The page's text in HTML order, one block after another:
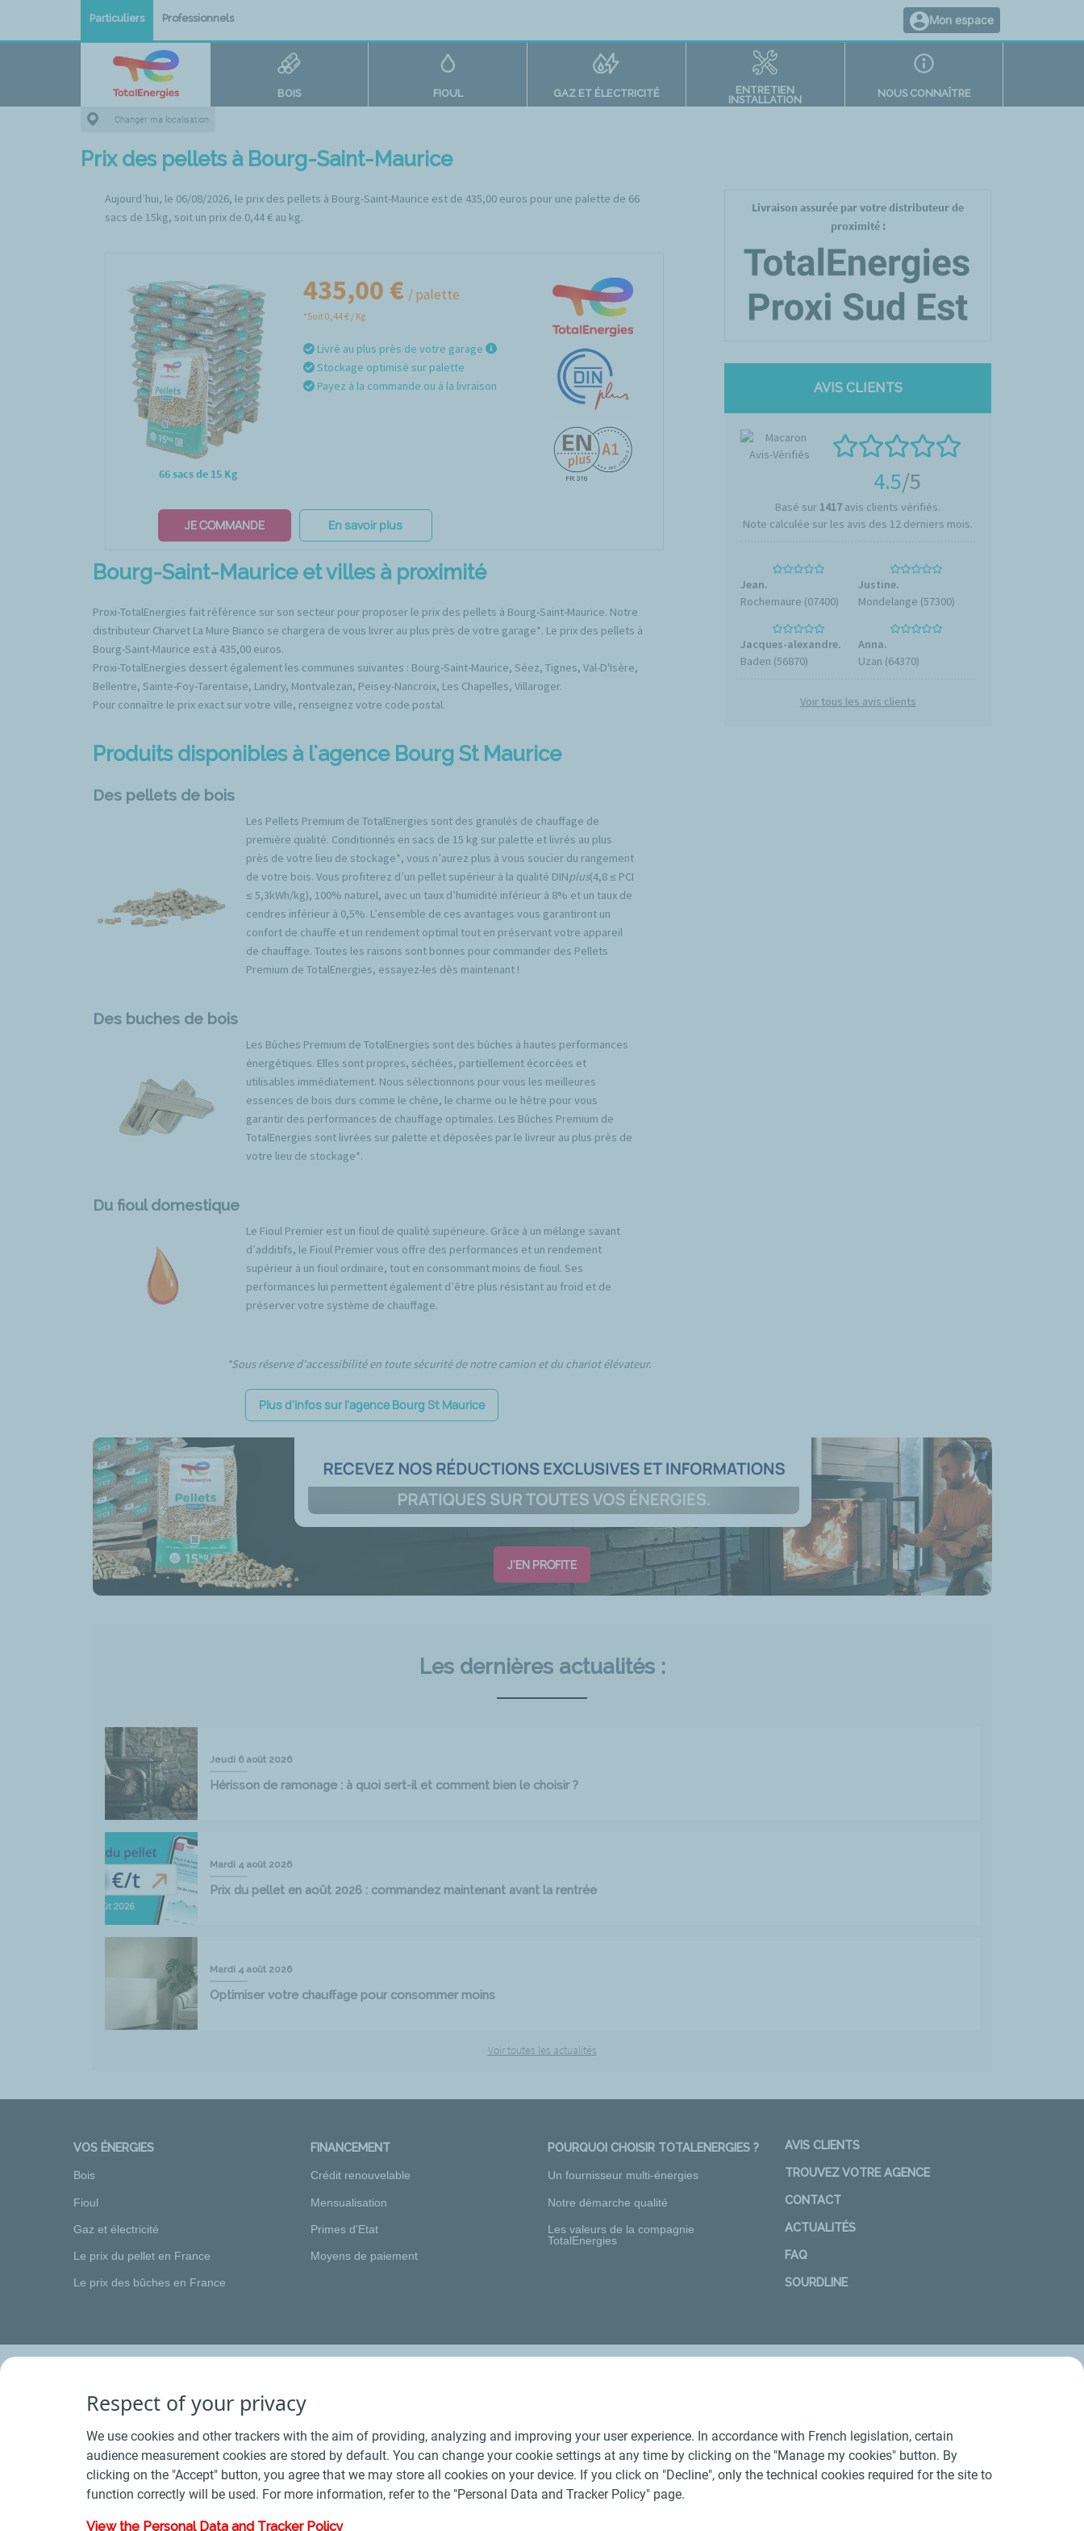
Particuliers Professionnels Mon espace
BOIS FIOUL GAZ ET ÉLECTRICITÉ
ENTRETIEN
INSTALLATION
NOUS CONNAÎTRE
Changer ma localisation
Prix des pellets à Bourg-Saint-Maurice
Aujourd’hui, le 06/08/2026, le prix des pellets à Bourg-Saint-Maurice est de 435,00 euros pour une palette de 66
sacs de 15kg, soit un prix de 0,44 € au kg.
66 sacs de 15 Kg
435,00 € / palette
*Soit 0,44 € / Kg
Livré au plus près de votre garage
Stockage optimisé sur palette
Payez à la commande ou à la livraison
JE COMMANDE En savoir plus
Bourg-Saint-Maurice et villes à proximité
Proxi-TotalEnergies fait référence sur son secteur pour proposer le prix des pellets à Bourg-Saint-Maurice. Notre
distributeur Charvet La Mure Bianco se chargera de vous livrer au plus près de votre garage*. Le prix des pellets à
Bourg-Saint-Maurice est à 435,00 euros.
Proxi-TotalEnergies dessert également les communes suivantes : Bourg-Saint-Maurice, Séez, Tignes, Val-D'Isère,
Bellentre, Sainte-Foy-Tarentaise, Landry, Montvalezan, Peisey-Nancroix, Les Chapelles, Villaroger.
Pour connaître le prix exact sur votre ville, renseignez votre code postal.
Produits disponibles à l'agence Bourg St Maurice
Des pellets de bois
Les Pellets Premium de TotalEnergies sont des granulés de chauffage de
première qualité. Conditionnés en sacs de 15 kg sur palette et livrés au plus
près de votre lieu de stockage*, vous n’aurez plus à vous soucier du rangement
de votre bois. Vous profiterez d’un pellet supérieur à la qualité DINplus(4,8 ≤ PCI
≤ 5,3kWh/kg), 100% naturel, avec un taux d’humidité inférieur à 8% et un taux de
cendres inférieur à 0,5%. L’ensemble de ces avantages vous garantiront un
confort de chauffe et un rendement optimal tout en préservant votre appareil
de chauffage. Toutes les raisons sont bonnes pour commander des Pellets
Premium de TotalEnergies, essayez-les dès maintenant !
Des buches de bois
Les Bûches Premium de TotalEnergies sont des bûches à hautes performances
énergétiques. Elles sont propres, séchées, partiellement écorcées et
utilisables immédiatement. Nous sélectionnons pour vous les meilleures
essences de bois durs comme le chêne, le charme ou le hêtre pour vous
garantir des performances de chauffage optimales. Les Bûches Premium de
TotalEnergies sont livrées sur palette et déposées par le livreur au plus près de
votre lieu de stockage*.
Du fioul domestique
Le Fioul Premier est un fioul de qualité supérieure. Grâce à un mélange savant
d’additifs, le Fioul Premier vous offre des performances et un rendement
supérieur à un fioul ordinaire, tout en consommant moins de fioul. Ses
performances lui permettent également d’être plus résistant au froid et de
préserver votre système de chauffage.
*Sous réserve d'accessibilité en toute sécurité de notre camion et du chariot élévateur.
Plus d'infos sur l'agence Bourg St Maurice
Livraison assurée par votre distributeur de
proximité :
AVIS CLIENTS
4.5/5
Basé sur 1417avis clients vérifiés.
Note calculée sur les avis des 12 derniers mois.
Jean.
Rochemaure (07400)
Justine.
Mondelange (57300)
Jacques-alexandre.
Baden (56870)
Anna.
Uzan (64370)
Voir tous les avis clients
J'EN PROFITE
Les dernières actualités :
Jeudi 6 août 2026
Hérisson de ramonage : à quoi sert-il et comment bien le choisir ?
Mardi 4 août 2026
Prix du pellet en août 2026 : commandez maintenant avant la rentrée
Mardi 4 août 2026
Optimiser votre chauffage pour consommer moins
Voir toutes les actualités
VOS ÉNERGIES
Bois
Fioul
Gaz et électricité
Le prix du pellet en France
Le prix des bûches en France
FINANCEMENT
Crédit renouvelable
Mensualisation
Primes d'Etat
Moyens de paiement
POURQUOI CHOISIR TOTALENERGIES ?
Un fournisseur multi-énergies
Notre démarche qualité
Les valeurs de la compagnie
TotalEnergies
AVIS CLIENTS
TROUVEZ VOTRE AGENCE
CONTACT
ACTUALITÉS
FAQ
SOURDLINE
Respect of your privacy
We use cookies and other trackers with the aim of providing, analyzing and improving your user experience. In accordance with French legislation, certain
audience measurement cookies are stored by default. You can change your cookie settings at any time by clicking on the "Manage my cookies" button. By
clicking on the "Accept" button, you agree that we may store all cookies on your device. If you click on "Decline", only the technical cookies required for the site to
function correctly will be used. For more information, refer to the "Personal Data and Tracker Policy" page.
View the Personal Data and Tracker Policy